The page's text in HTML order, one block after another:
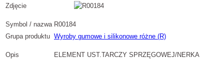
Zdjęcie
Symbol / nazwa R00184
Grupa produktu Wyroby gumowe i silikonowe różne (R)
Opis ELEMENT UST.TARCZY SPRZĘGOWEJ/NERKA